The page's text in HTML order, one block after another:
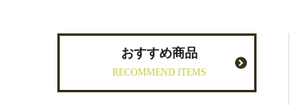
本連念珠（僧侶用）
おすすめ商品
RECOMMEND ITEMS